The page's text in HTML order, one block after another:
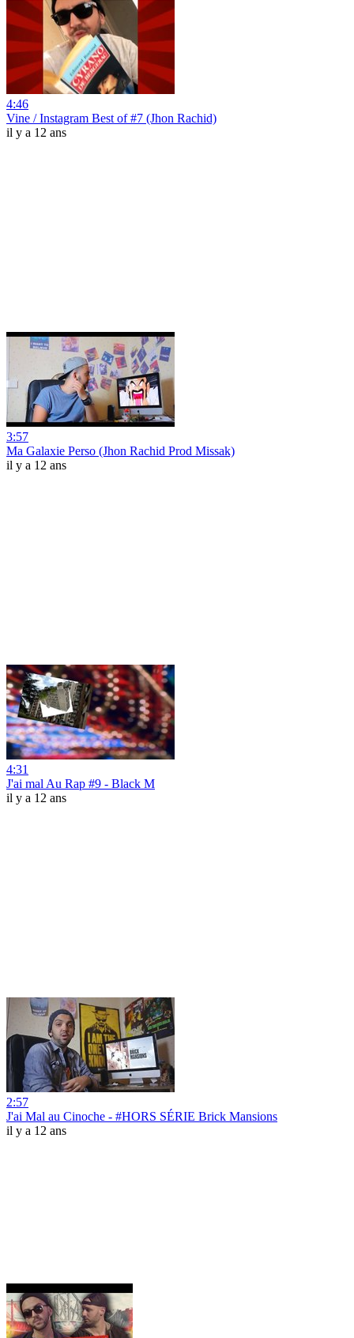
4:46
Vine / Instagram Best of #7 (Jhon Rachid)
il y a 12 ans
3:57
Ma Galaxie Perso (Jhon Rachid Prod Missak)
il y a 12 ans
4:31
J'ai mal Au Rap #9 - Black M
il y a 12 ans
2:57
J'ai Mal au Cinoche - #HORS SÉRIE Brick Mansions
il y a 12 ans